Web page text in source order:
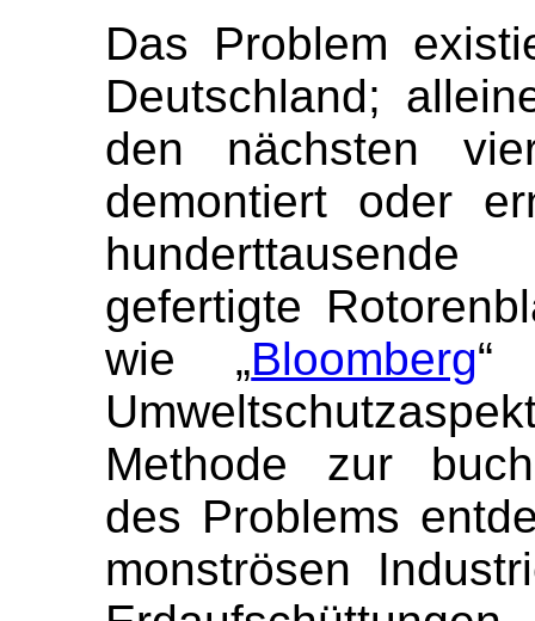
Das Problem
Deutschland;
den nächsten
demontiert oder
gefertigte
wie „Bloomberg“
Methode zur
des Problems
monströsen